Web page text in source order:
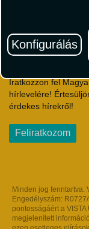
Konfigurálás
Hírlevél
Iratkozzon fel
hírlevelére!
érdekes hírekről!
Feliratkozom
Minden jog fenntartva.
Engedélyszám:
pontosságáért a
megjelenített